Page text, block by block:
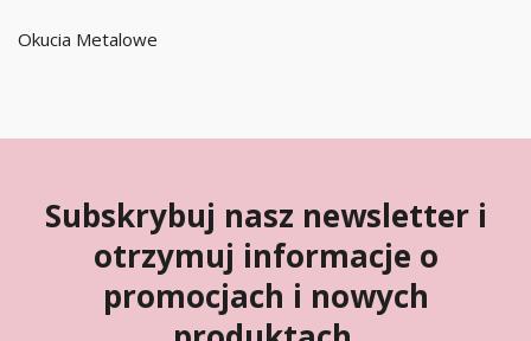
Okucia Metalowe
Subskrybuj nasz newsletter i
otrzymuj informacje o
promocjach i nowych